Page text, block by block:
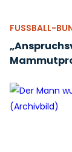
FUSSBALL-